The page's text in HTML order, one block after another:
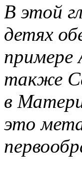
В этой
детях
примере
также
в
это